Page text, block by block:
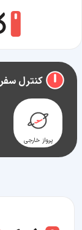
راهنمای
کنترل
پرواز خارجی